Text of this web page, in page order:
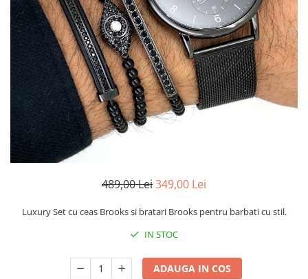
CERCEI
CEASURI DAMA
489,00 Lei349,00 Lei
Luxury Set cu ceas Brooks si bratari Brooks pentru barbati cu stil.
IN STOC
ADAUGA IN COS